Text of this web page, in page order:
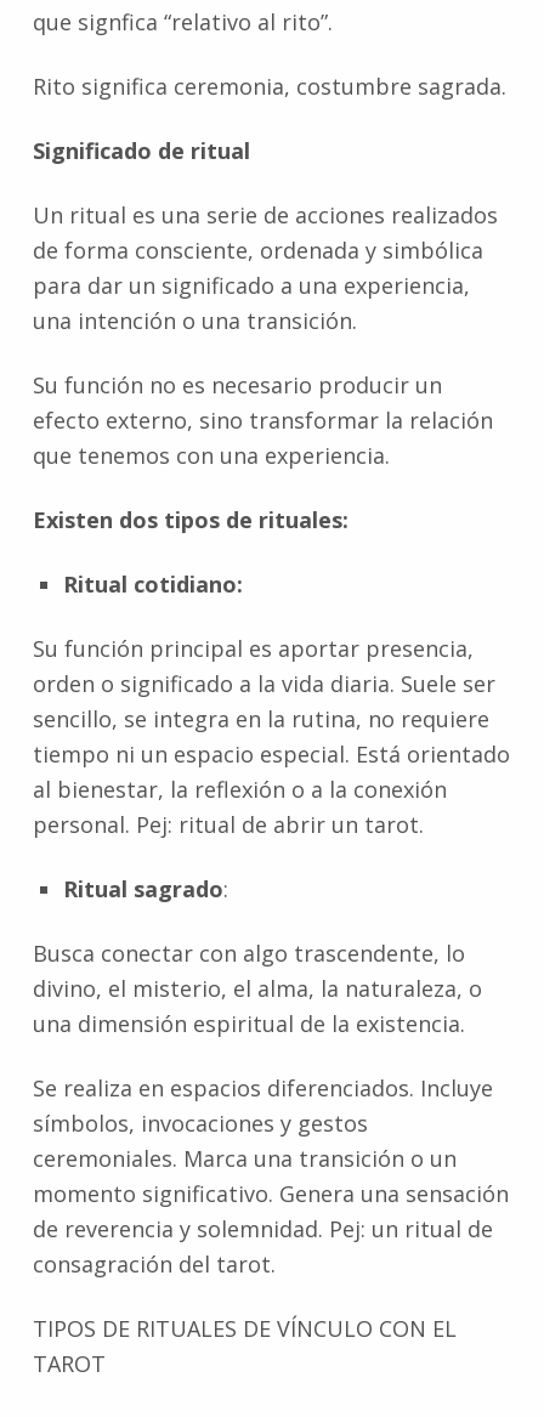
que signfica “relativo al rito”.
Rito significa ceremonia, costumbre sagrada.
Significado de ritual
Un ritual es una serie de acciones realizados
de forma consciente, ordenada y simbólica
para dar un significado a una experiencia,
una intención o una transición.
Su función no es necesario producir un
efecto externo, sino transformar la relación
que tenemos con una experiencia.
Existen dos tipos de rituales:
Ritual cotidiano:
Su función principal es aportar presencia,
orden o significado a la vida diaria. Suele ser
sencillo, se integra en la rutina, no requiere
tiempo ni un espacio especial. Está orientado
al bienestar, la reflexión o a la conexión
personal. Pej: ritual de abrir un tarot.
Ritual sagrado:
Busca conectar con algo trascendente, lo
divino, el misterio, el alma, la naturaleza, o
una dimensión espiritual de la existencia.
Se realiza en espacios diferenciados. Incluye
símbolos, invocaciones y gestos
ceremoniales. Marca una transición o un
momento significativo. Genera una sensación
de reverencia y solemnidad. Pej: un ritual de
consagración del tarot.
TIPOS DE RITUALES DE VÍNCULO CON EL
TAROT